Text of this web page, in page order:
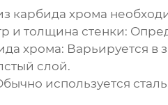
карбида хрома
и толщина стенки:
хрома: Варьируется в
слой.
используется